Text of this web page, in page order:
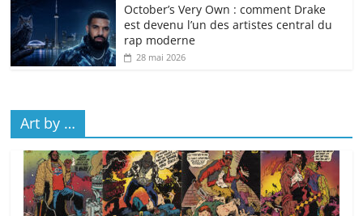
October’s Very Own : comment Drake
est devenu l’un des artistes central du
rap moderne
28 mai 2026
Art by …